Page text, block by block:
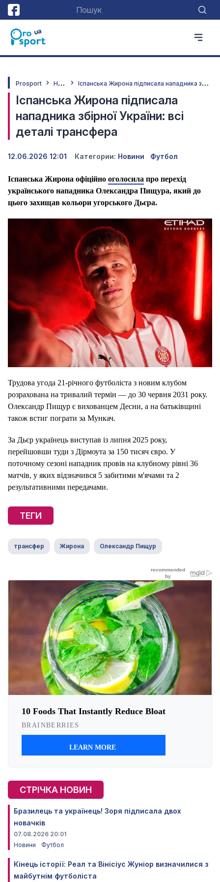
Prosport Н
овини І
спанська Жирона підписала нападника збірної України: всі деталі трансфера
Іспанська Жирона підписала
нападника збірної України: всі
деталі трансфера
12.06.2026 12:01 Категории: Новини Футбол
Іспанська Жирона офіційно оголосила про перехід
українського нападника Олександра Пищура, який до
цього захищав кольори угорського Дьєра.
Трудова угода 21-річного футболіста з новим клубом
розрахована на тривалий термін — до 30 червня 2031 року.
Олександр Пищур є вихованцем Десни, а на батьківщині
також встиг пограти за Мункач.
За Дьєр українець виступав із липня 2025 року,
перейшовши туди з Дірмоута за 150 тисяч євро. У
поточному сезоні нападник провів на клубному рівні 36
матчів, у яких відзначився 5 забитими м'ячами та 2
результативними передачами.
ТЕГИ
трансфер Жирона Олександр Пищур
СТРІЧКА НОВИН
Бразилець та українець! Зоря підписала двох
новачків
07.08.2026 20:01
Новини
Футбол
Кінець історії: Реал та Вінісіус Жуніор визначилися з
майбутнім футболіста